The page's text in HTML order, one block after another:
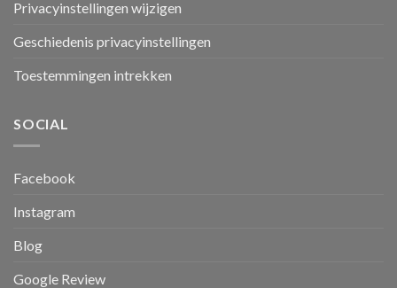
Privacyinstellingen wijzigen
Geschiedenis privacyinstellingen
Toestemmingen intrekken
SOCIAL
Facebook
Instagram
Blog
Google Review